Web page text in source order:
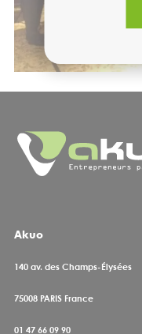
Akuo
140 av. des Champs-Élysées
75008 PARIS France
01 47 66 09 90